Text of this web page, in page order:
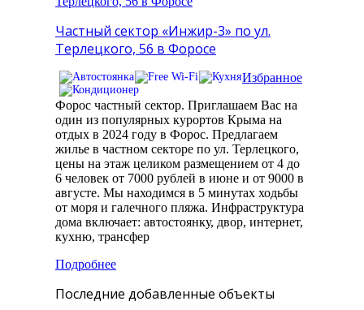
Частный сектор «Инжир-3» по ул.
Терлецкого, 56 в Форосе
Избранное
Форос частный сектор. Приглашаем Вас на
один из популярных курортов Крыма на
отдых в 2024 году в Форос. Предлагаем
жилье в частном секторе по ул. Терлецкого,
цены на этаж целиком размещением от 4 до
6 человек от 7000 рублей в июне и от 9000 в
августе. Мы находимся в 5 минутах ходьбы
от моря и галечного пляжа. Инфраструктура
дома включает: автостоянку, двор, интернет,
кухню, трансфер
Подробнее
Последние добавленные объекты